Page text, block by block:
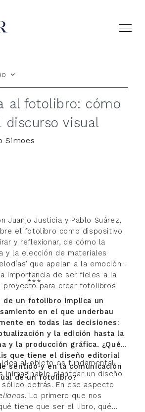
al fotolibro: cómo
discurso visual
Simoes
Juanjo Justicia y Pablo Suárez,
el fotolibro como dispositivo
y reflexionar, de cómo la
y la elección de materiales
que apelan a la emoción
importancia de ser fieles a la
proyecto para crear fotolibros
***
de un fotolibro implica un
en el que underbau
en todas las decisiones:
y la edición hasta la
y la producción gráfica. ¿Qué
que tiene el diseño editorial
sentido y en la comunicación
de un fotolibro?
al objeto es fundamental.
inimaginable plantear un diseño
detrás. En ese aspecto
. Lo primero que nos
tiene que ser el libro, qué